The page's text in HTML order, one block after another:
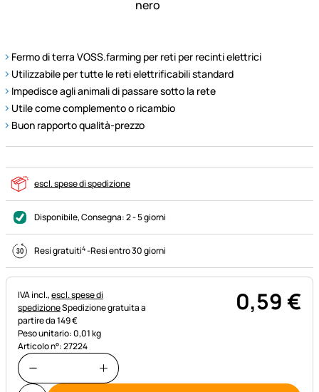
Fermo di terra VOSS.farming per reti per recinti elettrici
Utilizzabile per tutte le reti elettrificabili standard
Impedisce agli animali di passare sotto la rete
Utile come complemento o ricambio
Buon rapporto qualità-prezzo
escl. spese di spedizione
Disponibile, Consegna:2 - 5 giorni
Resi gratuiti4-Resi entro 30 giorni
Informazioni fiscali:
IVA incl.,escl. spese di
spedizioneSpedizione gratuita a
partire da 149 €
Peso unitario: 0,01 kg
Articolo n°: 27224
0,59€